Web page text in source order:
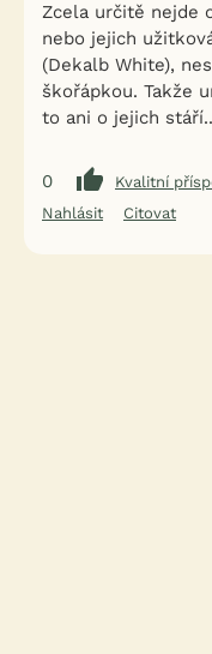
Zcela určitě nejde
nebo jejich
(Dekalb White),
škořápkou. Takže
to ani o jejich
0
Kvalitní
Nahlásit
Citovat